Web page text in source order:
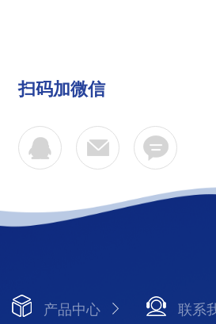
扫码加微信
产品中心 联系